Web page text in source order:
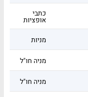
כתבי
אופציות
מניות
מניה חו"ל
מניה חו"ל